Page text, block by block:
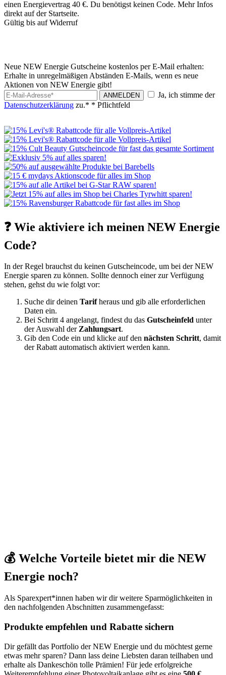
einen Energievertrag 40 €. Du benötigst keinen Code. Mehr Infos
direkt auf der Startseite.
Gültig bis auf Widerruf
Neue NEW Energie Gutscheine kostenlos per E-Mail erhalten:
Erhalte in unregelmäßigen Abständen E-Mails, wenn es neue
Aktionen von NEW Energie gibt!
ANMELDEN
Ja, ich stimme der
Datenschutzerklärung zu.* * Pflichtfeld
❓ Wie aktiviere ich meinen NEW Energie
Code?
In der Regel brauchst du keinen Gutscheincode, um bei der NEW
Energie sparen zu können. Sollte dennoch einer zur Verfügung
stehen, gehst du wie folgt vor:
Suche dir deinen Tarifheraus und gib alle erforderlichen
Daten ein.
Bei Schritt 4 angelangt, findest du das Gutscheinfeld unter
der Auswahl derZahlungsart.
Gib den Code ein und klicke auf den nächsten Schritt, damit
der Rabatt automatisch aktiviert werden kann.
💰 Welche Vorteile bietet mir die NEW
Energie noch?
Als Sparexpert*innen haben wir dir weitere Sparmöglichkeiten in
den nachfolgenden Abschnitten zusammengefasst:
Produkte empfehlen und Rabatte sichern
Dir gefällt das Portfolio der NEW Energie und du möchtest gerne
etwas mehr sparen? Dann lass deine Liebsten daran teilhaben und
erhalte als Dankeschön tolle Prämien! Für jede erfolgreiche